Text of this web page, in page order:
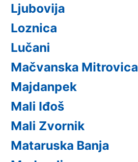
Ljubovija
Loznica
Lučani
Mačvanska Mitrovica
Majdanpek
Mali Iđoš
Mali Zvornik
Mataruska Banja